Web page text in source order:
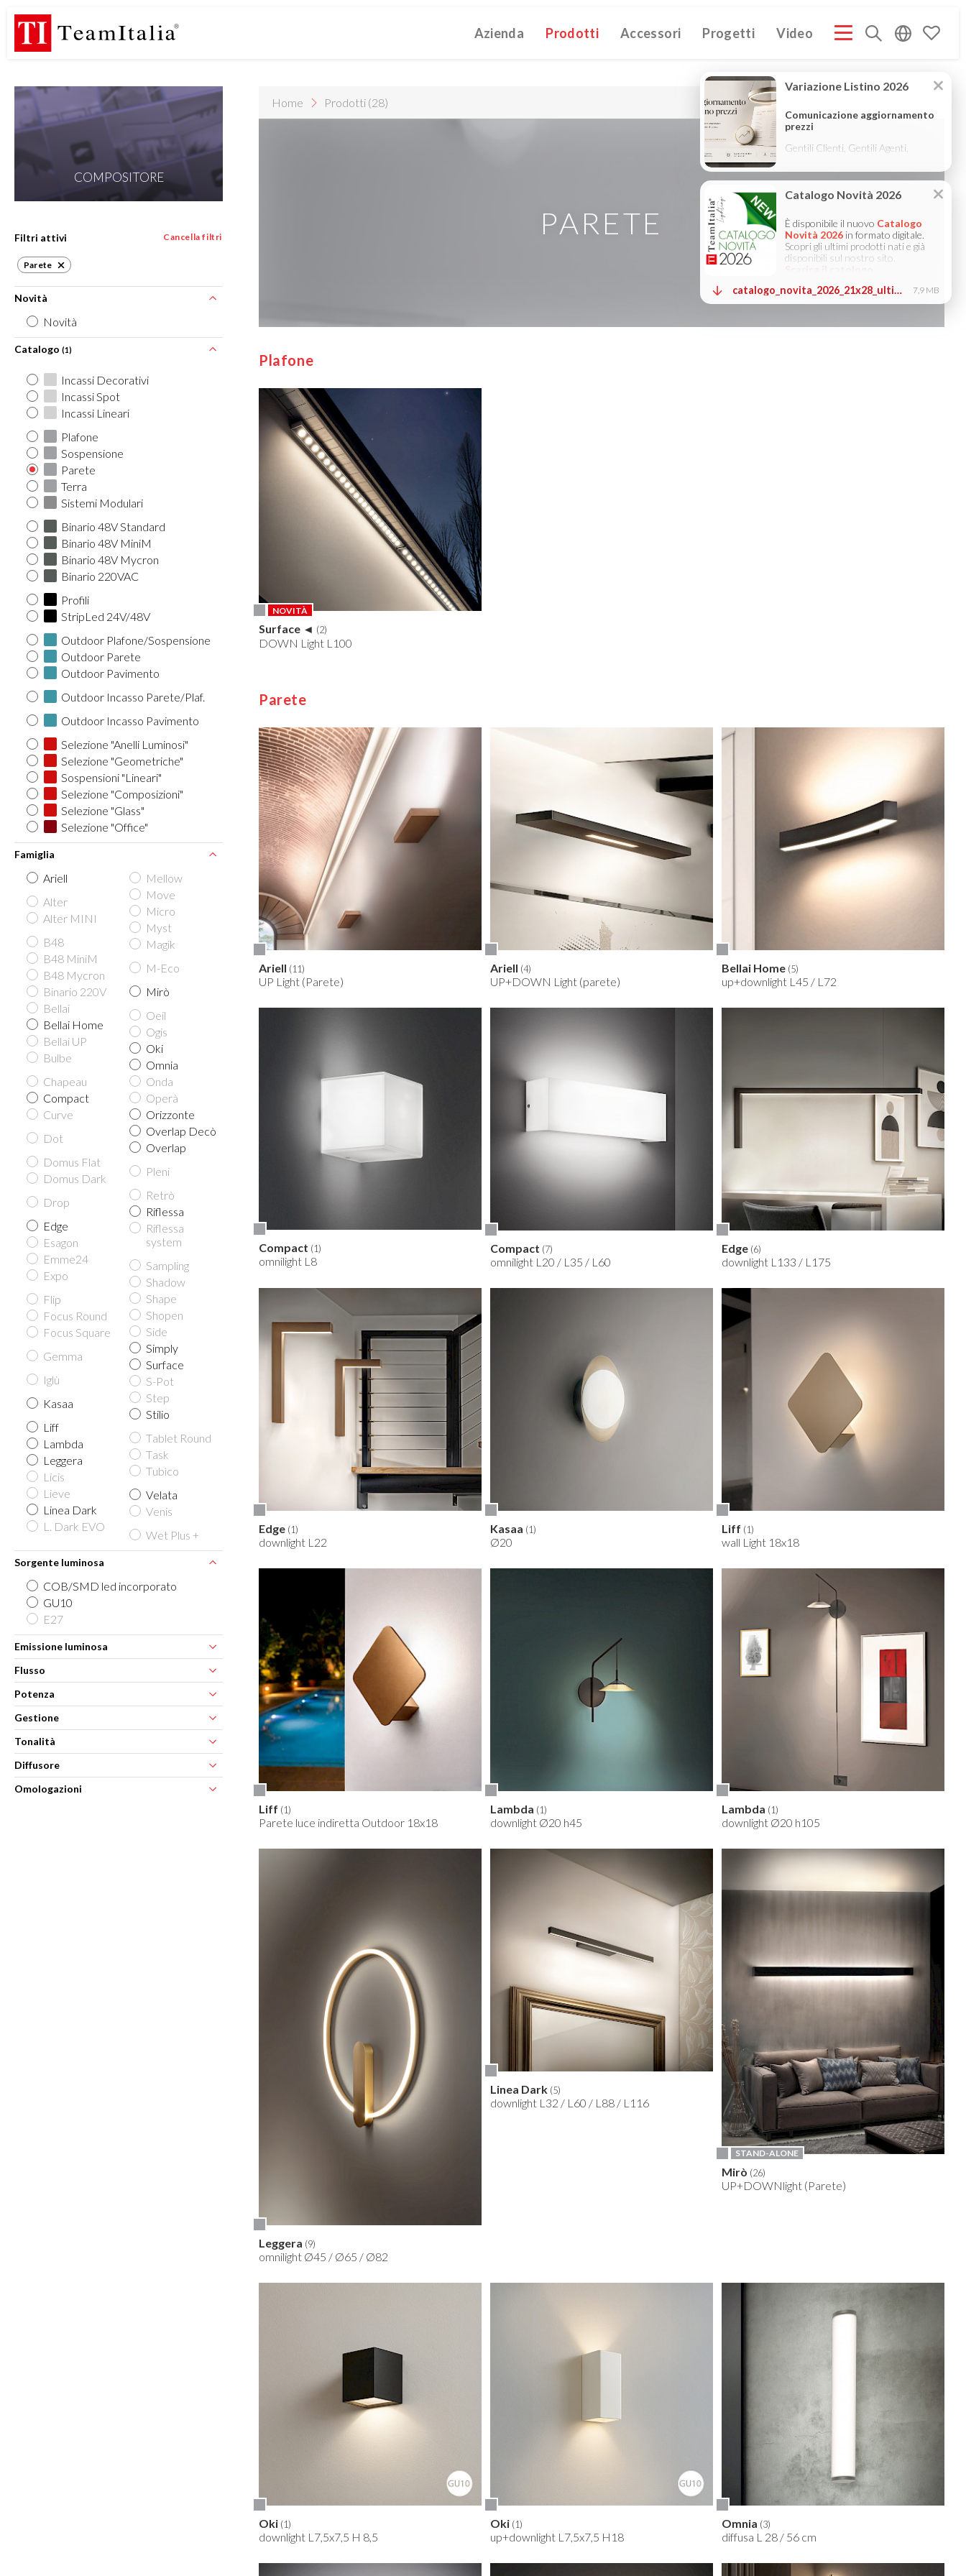
R Azienda Prodotti Accessori Progetti Video
Cancella filtri
Filtri attivi
Parete
Novità
Novità
Catalogo (1)
Incassi Decorativi
Incassi Spot
Incassi Lineari
Plafone
Sospensione
Parete
Terra
Sistemi Modulari
Binario 48V Standard
Binario 48V MiniM
Binario 48V Mycron
Binario 220VAC
Profili
StripLed 24V/48V
Outdoor Plafone/Sospensione
Outdoor Parete
Outdoor Pavimento
Outdoor Incasso Parete/Plaf.
Outdoor Incasso Pavimento
Selezione "Anelli Luminosi"
Selezione "Geometriche"
Sospensioni "Lineari"
Selezione "Composizioni"
Selezione "Glass"
Selezione "Office"
Famiglia
Ariell
Alter
Alter MINI
B48
B48 MiniM
B48 Mycron
Binario 220V
Bellai
Bellai Home
Bellai UP
Bulbe
Chapeau
Compact
Curve
Dot
Domus Flat
Domus Dark
Drop
Edge
Esagon
Emme24
Expo
Flip
Focus Round
Focus Square
Gemma
Iglù
Kasaa
Liff
Lambda
Leggera
Licis
Lieve
Linea Dark
L. Dark EVO
Mellow
Move
Micro
Myst
Magik
M-Eco
Mirò
Oeil
Ogis
Oki
Omnia
Onda
Operà
Orizzonte
Overlap Decò
Overlap
Pleni
Retrò
Riflessa
Riflessa
system
Sampling
Shadow
Shape
Shopen
Side
Simply
Surface
S-Pot
Step
Stilio
Tablet Round
Task
Tubìco
Velata
Venis
Wet Plus +
Sorgente luminosa
COB/SMD led incorporato
GU10
E27
Emissione luminosa
Flusso
Potenza
Gestione
Tonalità
Diffusore
Omologazioni
Home Prodotti 28
PARETE
Plafone
NOVITÀ
Surface ◄ (2)
DOWN Light L100
Parete
Ariell (11)
UP Light (Parete)
Ariell (4)
UP+DOWN Light (parete)
Bellai Home (5)
up+downlight L45 / L72
Compact (1)
omnilight L8
Compact (7)
omnilight L20 / L35 / L60
Edge (6)
downlight L133 / L175
Edge (1)
downlight L22
Kasaa (1)
Ø20
Liff (1)
wall Light 18x18
Liff (1)
Parete luce indiretta Outdoor 18x18
Lambda (1)
downlight Ø20 h45
Lambda (1)
downlight Ø20 h105
Leggera (9)
omnilight Ø45 / Ø65 / Ø82
Linea Dark (5)
downlight L32 / L60 / L88 / L116
STAND-ALONE
Mirò (26)
UP+DOWNlight (Parete)
Oki (1)
downlight L7,5x7,5 H 8,5
Oki (1)
up+downlight L7,5x7,5 H18
Omnia (3)
diffusa L 28 / 56 cm